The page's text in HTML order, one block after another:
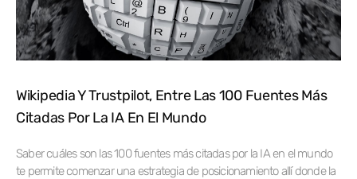
Wikipedia Y Trustpilot, Entre Las 100 Fuentes Más
Citadas Por La IA En El Mundo
Saber cuáles son las 100 fuentes más citadas por la IA en el mundo
te permite comenzar una estrategia de posicionamiento allí donde la